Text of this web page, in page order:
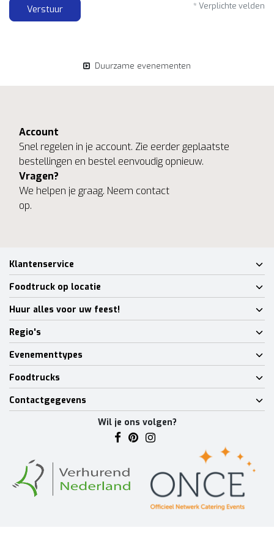
Verstuur * Verplichte velden
Duurzame evenementen
Account
Snel regelen in je account. Zie eerder geplaatste
bestellingen en bestel eenvoudig opnieuw.
Vragen?
We helpen je graag. Neem contact
op.
Klantenservice
Foodtruck op locatie
Huur alles voor uw feest!
Regio's
Evenementtypes
Foodtrucks
Contactgegevens
Wil je ons volgen?